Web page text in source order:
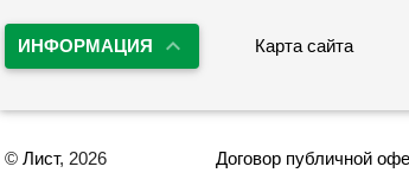
ИНФОРМАЦИЯ Карта сайта
© Лист, 2026 Договор публичной